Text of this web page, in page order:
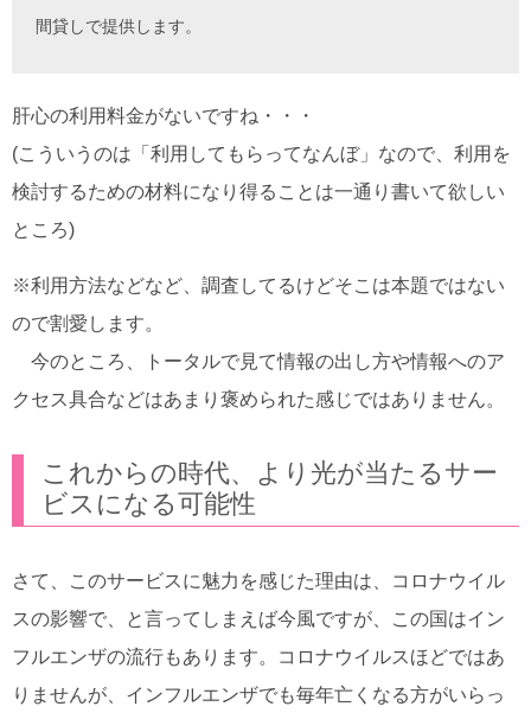
間貸しで提供します。
肝心の利用料金がないですね・・・
(こういうのは「利用してもらってなんぼ」なので、利用を
検討するための材料になり得ることは一通り書いて欲しい
ところ)
※利用方法などなど、調査してるけどそこは本題ではない
ので割愛します。
今のところ、トータルで見て情報の出し方や情報へのア
クセス具合などはあまり褒められた感じではありません。
これからの時代、より光が当たるサー
ビスになる可能性
さて、このサービスに魅力を感じた理由は、コロナウイル
スの影響で、と言ってしまえば今風ですが、この国はイン
フルエンザの流行もあります。コロナウイルスほどではあ
りませんが、インフルエンザでも毎年亡くなる方がいらっ